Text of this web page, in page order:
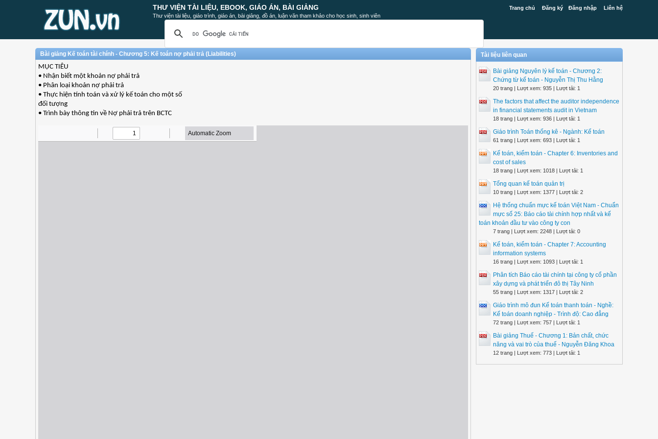
Trang chủ Đăng ký Đăng nhập Liên hệ
THƯ VIỆN TÀI LIỆU, EBOOK, GIÁO ÁN, BÀI GIẢNG
Thư viện tài liệu, giáo trình, giáo án, bài giảng, đồ án, luận văn tham khảo cho học sinh, sinh viên
Bài giảng Kế toán tài chính - Chương 5: Kế toán nợ phải trả (Liabilities)
MỤC TIÊU
• Nhận biết một khoản nợ phải trả
• Phân loại khoản nợ phải trả
• Thực hiện tính toán và xử lý kế toán cho một số
đối tượng
• Trình bày thông tin về Nợ phải trả trên BCTC
Tài liệu liên quan
Bài giảng Nguyên lý kế toán - Chương 2:
Chứng từ kế toán - Nguyễn Thị Thu Hằng
20 trang | Lượt xem: 935 | Lượt tải: 1
The factors that affect the auditor independence
in financial statements audit in Vietnam
18 trang | Lượt xem: 936 | Lượt tải: 1
Giáo trình Toán thống kê - Ngành: Kế toán
61 trang | Lượt xem: 693 | Lượt tải: 1
Kế toán, kiểm toán - Chapter 6: Inventories and
cost of sales
18 trang | Lượt xem: 1018 | Lượt tải: 1
Tổng quan kế toán quản trị
10 trang | Lượt xem: 1377 | Lượt tải: 2
Hệ thống chuẩn mực kế toán Việt Nam - Chuẩn
mực số 25: Báo cáo tài chính hợp nhất và kế
toán khoản đầu tư vào công ty con
7 trang | Lượt xem: 2248 | Lượt tải: 0
Kế toán, kiểm toán - Chapter 7: Accounting
information systems
16 trang | Lượt xem: 1093 | Lượt tải: 1
Phân tích Báo cáo tài chính tại công ty cổ phần
xây dựng và phát triển đô thị Tây Ninh
55 trang | Lượt xem: 1317 | Lượt tải: 2
Giáo trình mô đun Kế toán thanh toán - Nghề:
Kế toán doanh nghiệp - Trình độ: Cao đẳng
72 trang | Lượt xem: 757 | Lượt tải: 1
Bài giảng Thuế - Chương 1: Bản chất, chức
năng và vai trò của thuế - Nguyễn Đăng Khoa
12 trang | Lượt xem: 773 | Lượt tải: 1